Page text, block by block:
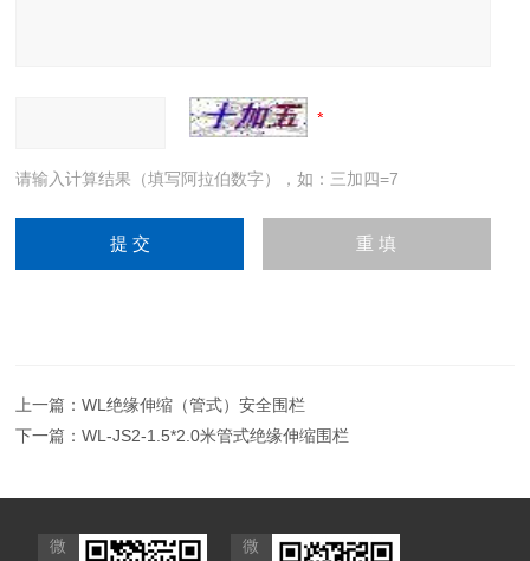
请输入计算结果（填写阿拉伯数字），如：三加四=7
上一篇：WL绝缘伸缩（管式）安全围栏
下一篇：WL-JS2-1.5*2.0米管式绝缘伸缩围栏
微
微